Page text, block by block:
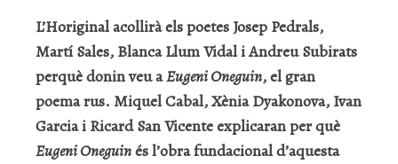
L’Horiginal acollirà els poetes Josep Pedrals,
Martí Sales, Blanca Llum Vidal i Andreu Subirats
perquè donin veu aEugeni Oneguin, el gran
poema rus. Miquel Cabal, Xènia Dyakonova, Ivan
Garcia i Ricard San Vicente explicaran per què
Eugeni Oneguinés l’obra fundacional d’aquesta